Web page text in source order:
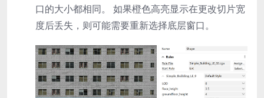
口的大小都相同。 如果橙色高亮显示在更改切片宽
度后丢失，则可能需要重新选择底层窗口。